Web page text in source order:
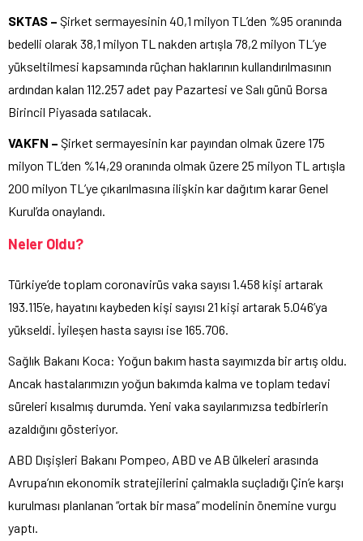
SKTAS – Şirket sermayesinin 40,1 milyon TL’den %95 oranında
bedelli olarak 38,1 milyon TL nakden artışla 78,2 milyon TL’ye
yükseltilmesi kapsamında rüçhan haklarının kullandırılmasının
ardından kalan 112.257 adet pay Pazartesi ve Salı günü Borsa
Birincil Piyasada satılacak.
VAKFN – Şirket sermayesinin kar payından olmak üzere 175
milyon TL’den %14,29 oranında olmak üzere 25 milyon TL artışla
200 milyon TL’ye çıkarılmasına ilişkin kar dağıtım karar Genel
Kurul’da onaylandı.
Neler Oldu?
Türkiye’de toplam coronavirüs vaka sayısı 1.458 kişi artarak
193.115’e, hayatını kaybeden kişi sayısı 21 kişi artarak 5.046’ya
yükseldi. İyileşen hasta sayısı ise 165.706.
Sağlık Bakanı Koca: Yoğun bakım hasta sayımızda bir artış oldu.
Ancak hastalarımızın yoğun bakımda kalma ve toplam tedavi
süreleri kısalmış durumda. Yeni vaka sayılarımızsa tedbirlerin
azaldığını gösteriyor.
ABD Dışişleri Bakanı Pompeo, ABD ve AB ülkeleri arasında
Avrupa’nın ekonomik stratejilerini çalmakla suçladığı Çin’e karşı
kurulması planlanan “ortak bir masa” modelinin önemine vurgu
yaptı.